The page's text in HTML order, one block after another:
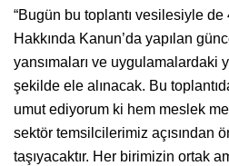
“Bugün bu toplantı vesilesiyle de
Hakkında Kanun’da yapılan
yansımaları ve uygulamalardaki
şekilde ele alınacak. Bu
umut ediyorum ki hem meslek
sektör temsilcilerimiz açısından
taşıyacaktır. Her birimizin ortak